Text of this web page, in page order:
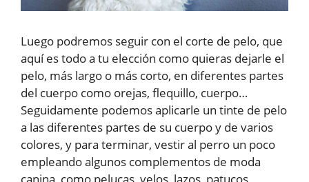
Luego podremos seguir con el corte de pelo, que
aquí es todo a tu elección como quieras dejarle el
pelo, más largo o más corto, en diferentes partes
del cuerpo como orejas, flequillo, cuerpo…
Seguidamente podemos aplicarle un tinte de pelo
a las diferentes partes de su cuerpo y de varios
colores, y para terminar, vestir al perro un poco
empleando algunos complementos de moda